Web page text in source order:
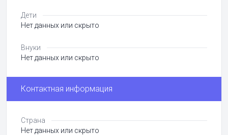
Дети
Нет данных или скрыто
Внуки
Нет данных или скрыто
Контактная информация
Страна
Нет данных или скрыто